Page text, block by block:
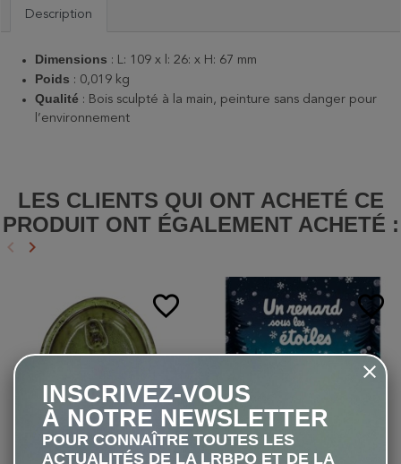
Description
Dimensions : L: 109 x l: 26: x H: 67 mm
Poids : 0,019 kg
Qualité : Bois sculpté à la main, peinture sans danger pour
l’environnement
LES CLIENTS QUI ONT ACHETÉ CE
PRODUIT ONT ÉGALEMENT ACHETÉ :
Précédent
keyboard_arrow_left Suivant
keyboard_arrow_right
favorite_border favorite_border
INSCRIVEZ-VOUS
À NOTRE NEWSLETTER
POUR CONNAÎTRE TOUTES LES
ACTUALITÉS DE LA LRBPO ET DE LA